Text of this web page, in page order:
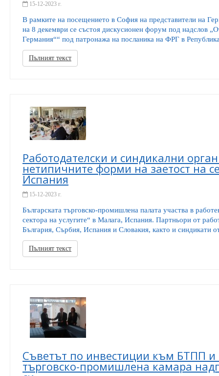
15-12-2023 г.
В рамките на посещението в София на представители на
на 8 декември се състоя дискусионен форум под надслов
Германия““ под патронажа на посланика на ФРГ в
Пълният текст
Работодателски и синдикални
нетипичните форми на заетост на
Испания
15-12-2023 г.
Българската търговско-промишлена палата участва в
сектора на услугите“ в Малага, Испания. Партньори от
България, Сърбия, Испания и Словакия, както и синдикати
Пълният текст
Съветът по инвестиции към БТПП и
търговско-промишлена камара